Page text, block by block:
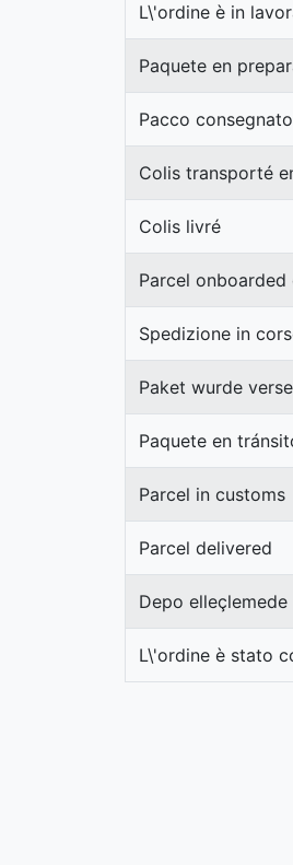
L\'ordine è in
Paquete en
Pacco
Colis transporté
Colis livré
Parcel
Spedizione in
Paket wurde
Paquete en
Parcel in customs
Parcel delivered
Depo elleçlemede
L\'ordine è stato